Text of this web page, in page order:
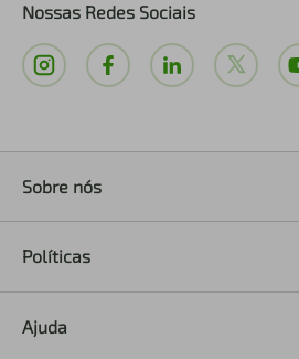
Nossas Redes Sociais
Sobre nós
Políticas
Ajuda